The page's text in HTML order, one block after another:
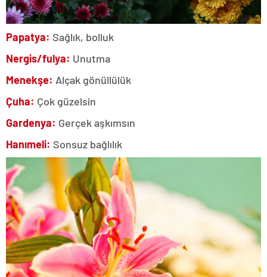
Papatya: Sağlık, bolluk
Nergis/fulya: Unutma
Menekşe: Alçak gönüllülük
Çuha: Çok güzelsin
Gardenya: Gerçek aşkımsın
Hanımeli: Sonsuz bağlılık